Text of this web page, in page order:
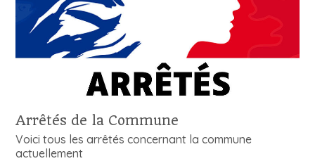
Arrêtés de la Commune
Voici tous les arrêtés concernant la commune
actuellement